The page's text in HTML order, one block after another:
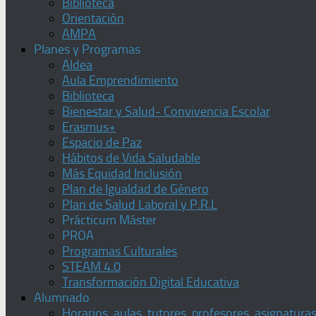
Orientación
AMPA
Planes y Programas
Aldea
Aula Emprendimiento
Biblioteca
Bienestar y Salud- Convivencia Escolar
Erasmus+
Espacio de Paz
Hábitos de Vida Saludable
Más Equidad Inclusión
Plan de Igualdad de Género
Plan de Salud Laboral y P.R.L
Prácticum Máster
PROA
Programas Culturales
STEAM 4.0
Transformación Digital Educativa
Alumnado